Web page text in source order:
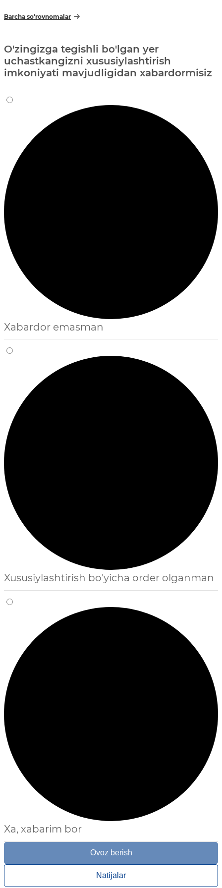
Barcha so‘rovnomalar
O'zingizga tegishli bo'lgan yer
uchastkangizni xususiylashtirish
imkoniyati mavjudligidan xabardormisiz
Xabardor emasman
Xususiylashtirish bo'yicha order olganman
Xa, xabarim bor
Ovoz berish
Natijalar